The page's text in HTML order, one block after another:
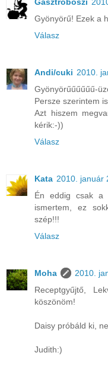
Gyönyörű! Ezek a
Válasz
Andi/cuki 2010.
Gyönyörűűűűűű-
Persze szerintem
Azt hiszem
kérik:-))
Válasz
Kata 2010. január
Én eddig csak a
ismertem, ez
szép!!!
Válasz
Moha
2010.
Receptgyűjtő,
köszönöm!
Daisy próbáld ki,
Judith:)